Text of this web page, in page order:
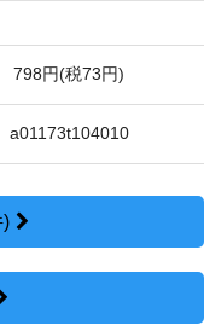
798円(税73円)
a01173t104010
)